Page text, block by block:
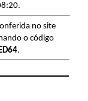
no site
o código
.